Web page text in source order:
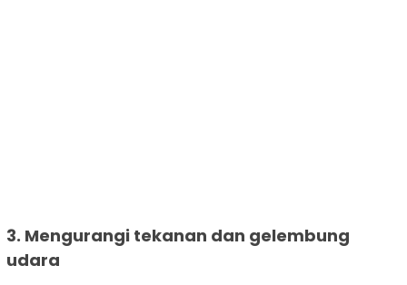
3. Mengurangi tekanan dan gelembung
udara